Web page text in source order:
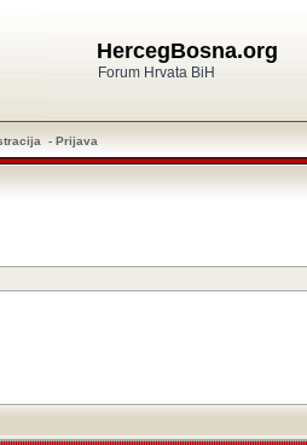
HercegBosna.org
Forum Hrvata BiH
- Prijava